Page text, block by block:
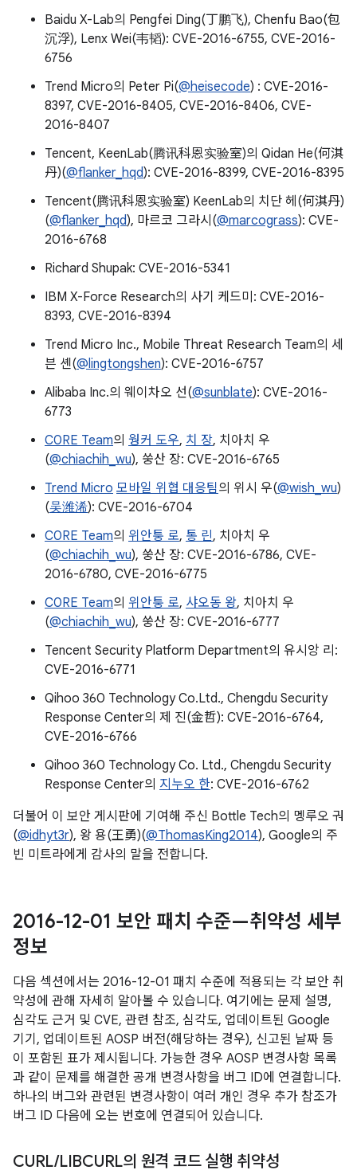
Baidu X-Lab의 Pengfei Ding(丁鹏飞), Chenfu Bao(包
沉浮), Lenx Wei(韦韬): CVE-2016-6755, CVE-2016-
6756
Trend Micro의 Peter Pi(@heisecode) : CVE-2016-
8397, CVE-2016-8405, CVE-2016-8406, CVE-
2016-8407
Tencent, KeenLab(腾讯科恩实验室)의 Qidan He(何淇
丹)(@flanker_hqd): CVE-2016-8399, CVE-2016-8395
Tencent(腾讯科恩实验室) KeenLab의 치단 헤(何淇丹)
(@flanker_hqd), 마르코 그라시(@marcograss): CVE-
2016-6768
Richard Shupak: CVE-2016-5341
IBM X-Force Research의 사기 케드미: CVE-2016-
8393, CVE-2016-8394
Trend Micro Inc., Mobile Threat Research Team의 세
븐 셴(@lingtongshen): CVE-2016-6757
Alibaba Inc.의 웨이차오 선(@sunblate): CVE-2016-
6773
C0RE Team의 웡커 도우, 치 장, 치아치 우
(@chiachih_wu), 쑹산 장: CVE-2016-6765
Trend Micro 모바일 위협 대응팀의 위시 우(@wish_wu)
(吴潍浠): CVE-2016-6704
C0RE Team의 위안퉁 로, 통 린, 치아치 우
(@chiachih_wu), 쑹산 장: CVE-2016-6786, CVE-
2016-6780, CVE-2016-6775
C0RE Team의 위안퉁 로, 샤오동 왕, 치아치 우
(@chiachih_wu), 쑹산 장: CVE-2016-6777
Tencent Security Platform Department의 유시앙 리:
CVE-2016-6771
Qihoo 360 Technology Co.Ltd., Chengdu Security
Response Center의 제 진(金哲): CVE-2016-6764,
CVE-2016-6766
Qihoo 360 Technology Co. Ltd., Chengdu Security
Response Center의 지누오 한: CVE-2016-6762
더불어 이 보안 게시판에 기여해 주신 Bottle Tech의 멩루오 궈
(@idhyt3r), 왕 용(王勇)(@ThomasKing2014), Google의 주
빈 미트라에게 감사의 말을 전합니다.
2016-12-01 보안 패치 수준—취약성 세부
정보
다음 섹션에서는 2016-12-01 패치 수준에 적용되는 각 보안 취
약성에 관해 자세히 알아볼 수 있습니다. 여기에는 문제 설명,
심각도 근거 및 CVE, 관련 참조, 심각도, 업데이트된 Google
기기, 업데이트된 AOSP 버전(해당하는 경우), 신고된 날짜 등
이 포함된 표가 제시됩니다. 가능한 경우 AOSP 변경사항 목록
과 같이 문제를 해결한 공개 변경사항을 버그 ID에 연결합니다.
하나의 버그와 관련된 변경사항이 여러 개인 경우 추가 참조가
버그 ID 다음에 오는 번호에 연결되어 있습니다.
CURL/LIBCURL의 원격 코드 실행 취약성